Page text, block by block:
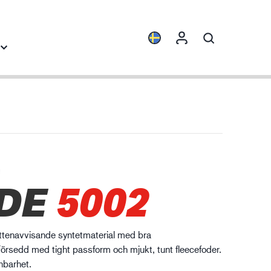
SPARX™
& HEAT™
och
5002
syntetmaterial med bra
med tight passform och mjukt, tunt fleecefoder.